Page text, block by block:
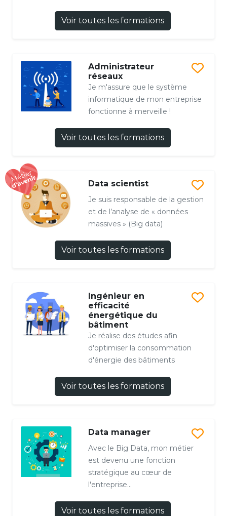
Voir toutes les formations
Administrateur
réseaux
Je m'assure que le système
informatique de mon entreprise
fonctionne à merveille !
Voir toutes les formations
Data scientist
Je suis responsable de la gestion
et de l’analyse de « données
massives » (Big data)
Voir toutes les formations
Ingénieur en
efficacité
énergétique du
bâtiment
Je réalise des études afin
d'optimiser la consommation
d'énergie des bâtiments
Voir toutes les formations
Data manager
Avec le Big Data, mon métier
est devenu une fonction
stratégique au cœur de
l'entreprise...
Voir toutes les formations